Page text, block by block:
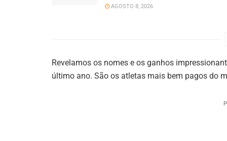
AGOSTO 8, 2026
Revelamos os nomes e os ganhos
último ano. São os atletas mais bem pagos do